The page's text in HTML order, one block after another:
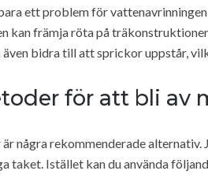
ett problem för
kan främja röta på
bidra till att sprickor uppstår,
för att bli av
några rekommenderade
taket. Istället kan du använda